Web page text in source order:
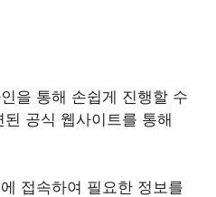
을 통해 손쉽게 진행할 수
공식 웹사이트를 통해
접속하여 필요한 정보를